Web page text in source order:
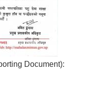
Document):